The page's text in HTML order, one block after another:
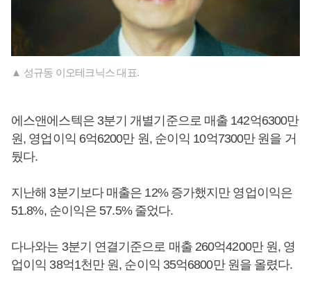
▲ 성규동 이오테크닉스 대표.
에스앤에스텍은 3분기 개별기준으로 매출 142억6300만
원, 영업이익 6억6200만 원, 순이익 10억7300만 원을 거
뒀다.
지난해 3분기보다 매출은 12% 증가했지만 영업이익은
51.8%, 순이익은 57.5% 줄었다.
다나와는 3분기 연결기준으로 매출 260억4200만 원, 영
업이익 38억1천만 원, 순이익 35억6800만 원을 올렸다.